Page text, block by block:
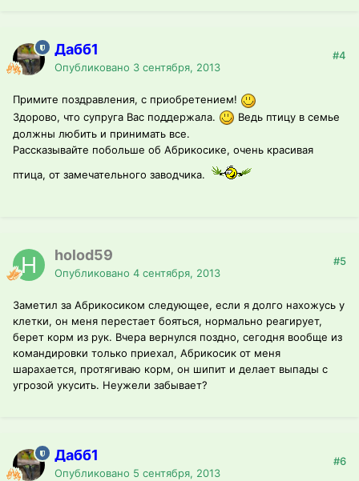
Дабб1
Опубликовано 3 сентября, 2013
#4
Примите поздравления, с приобретением!
Здорово, что супруга Вас поддержала.
Ведь птицу в семье
должны любить и принимать все.
Рассказывайте побольше об Абрикосике, очень красивая
птица, от замечательного заводчика.
holod59
Опубликовано 4 сентября, 2013
#5
Заметил за Абрикосиком следующее, если я долго нахожусь у
клетки, он меня перестает бояться, нормально реагирует,
берет корм из рук. Вчера вернулся поздно, сегодня вообще из
командировки только приехал, Абрикосик от меня
шарахается, протягиваю корм, он шипит и делает выпады с
угрозой укусить. Неужели забывает?
Дабб1
Опубликовано 5 сентября, 2013
#6